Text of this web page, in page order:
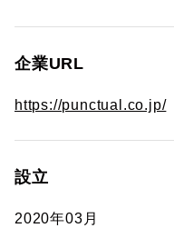
企業URL
https://punctual.co.jp/
設立
2020年03月